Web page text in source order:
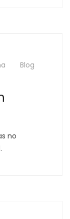
Blog
no